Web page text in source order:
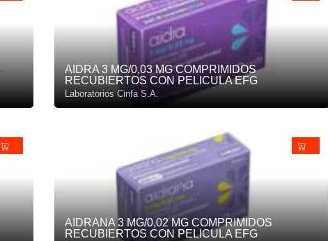
AIDRA 3 MG/0,03 MG COMPRIMIDOS
RECUBIERTOS CON PELICULA EFG
Laboratorios Cinfa S.A.
AIDRANA 3 MG/0,02 MG COMPRIMIDOS
RECUBIERTOS CON PELICULA EFG